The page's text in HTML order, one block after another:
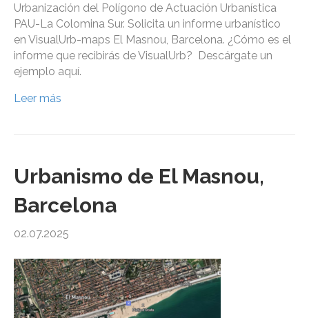
Urbanización del Polígono de Actuación Urbanística
PAU-La Colomina Sur. Solicita un informe urbanístico
en VisualUrb-maps El Masnou, Barcelona. ¿Cómo es el
informe que recibirás de VisualUrb? Descárgate un
ejemplo aquí.
Leer más
Urbanismo de El Masnou,
Barcelona
02.07.2025